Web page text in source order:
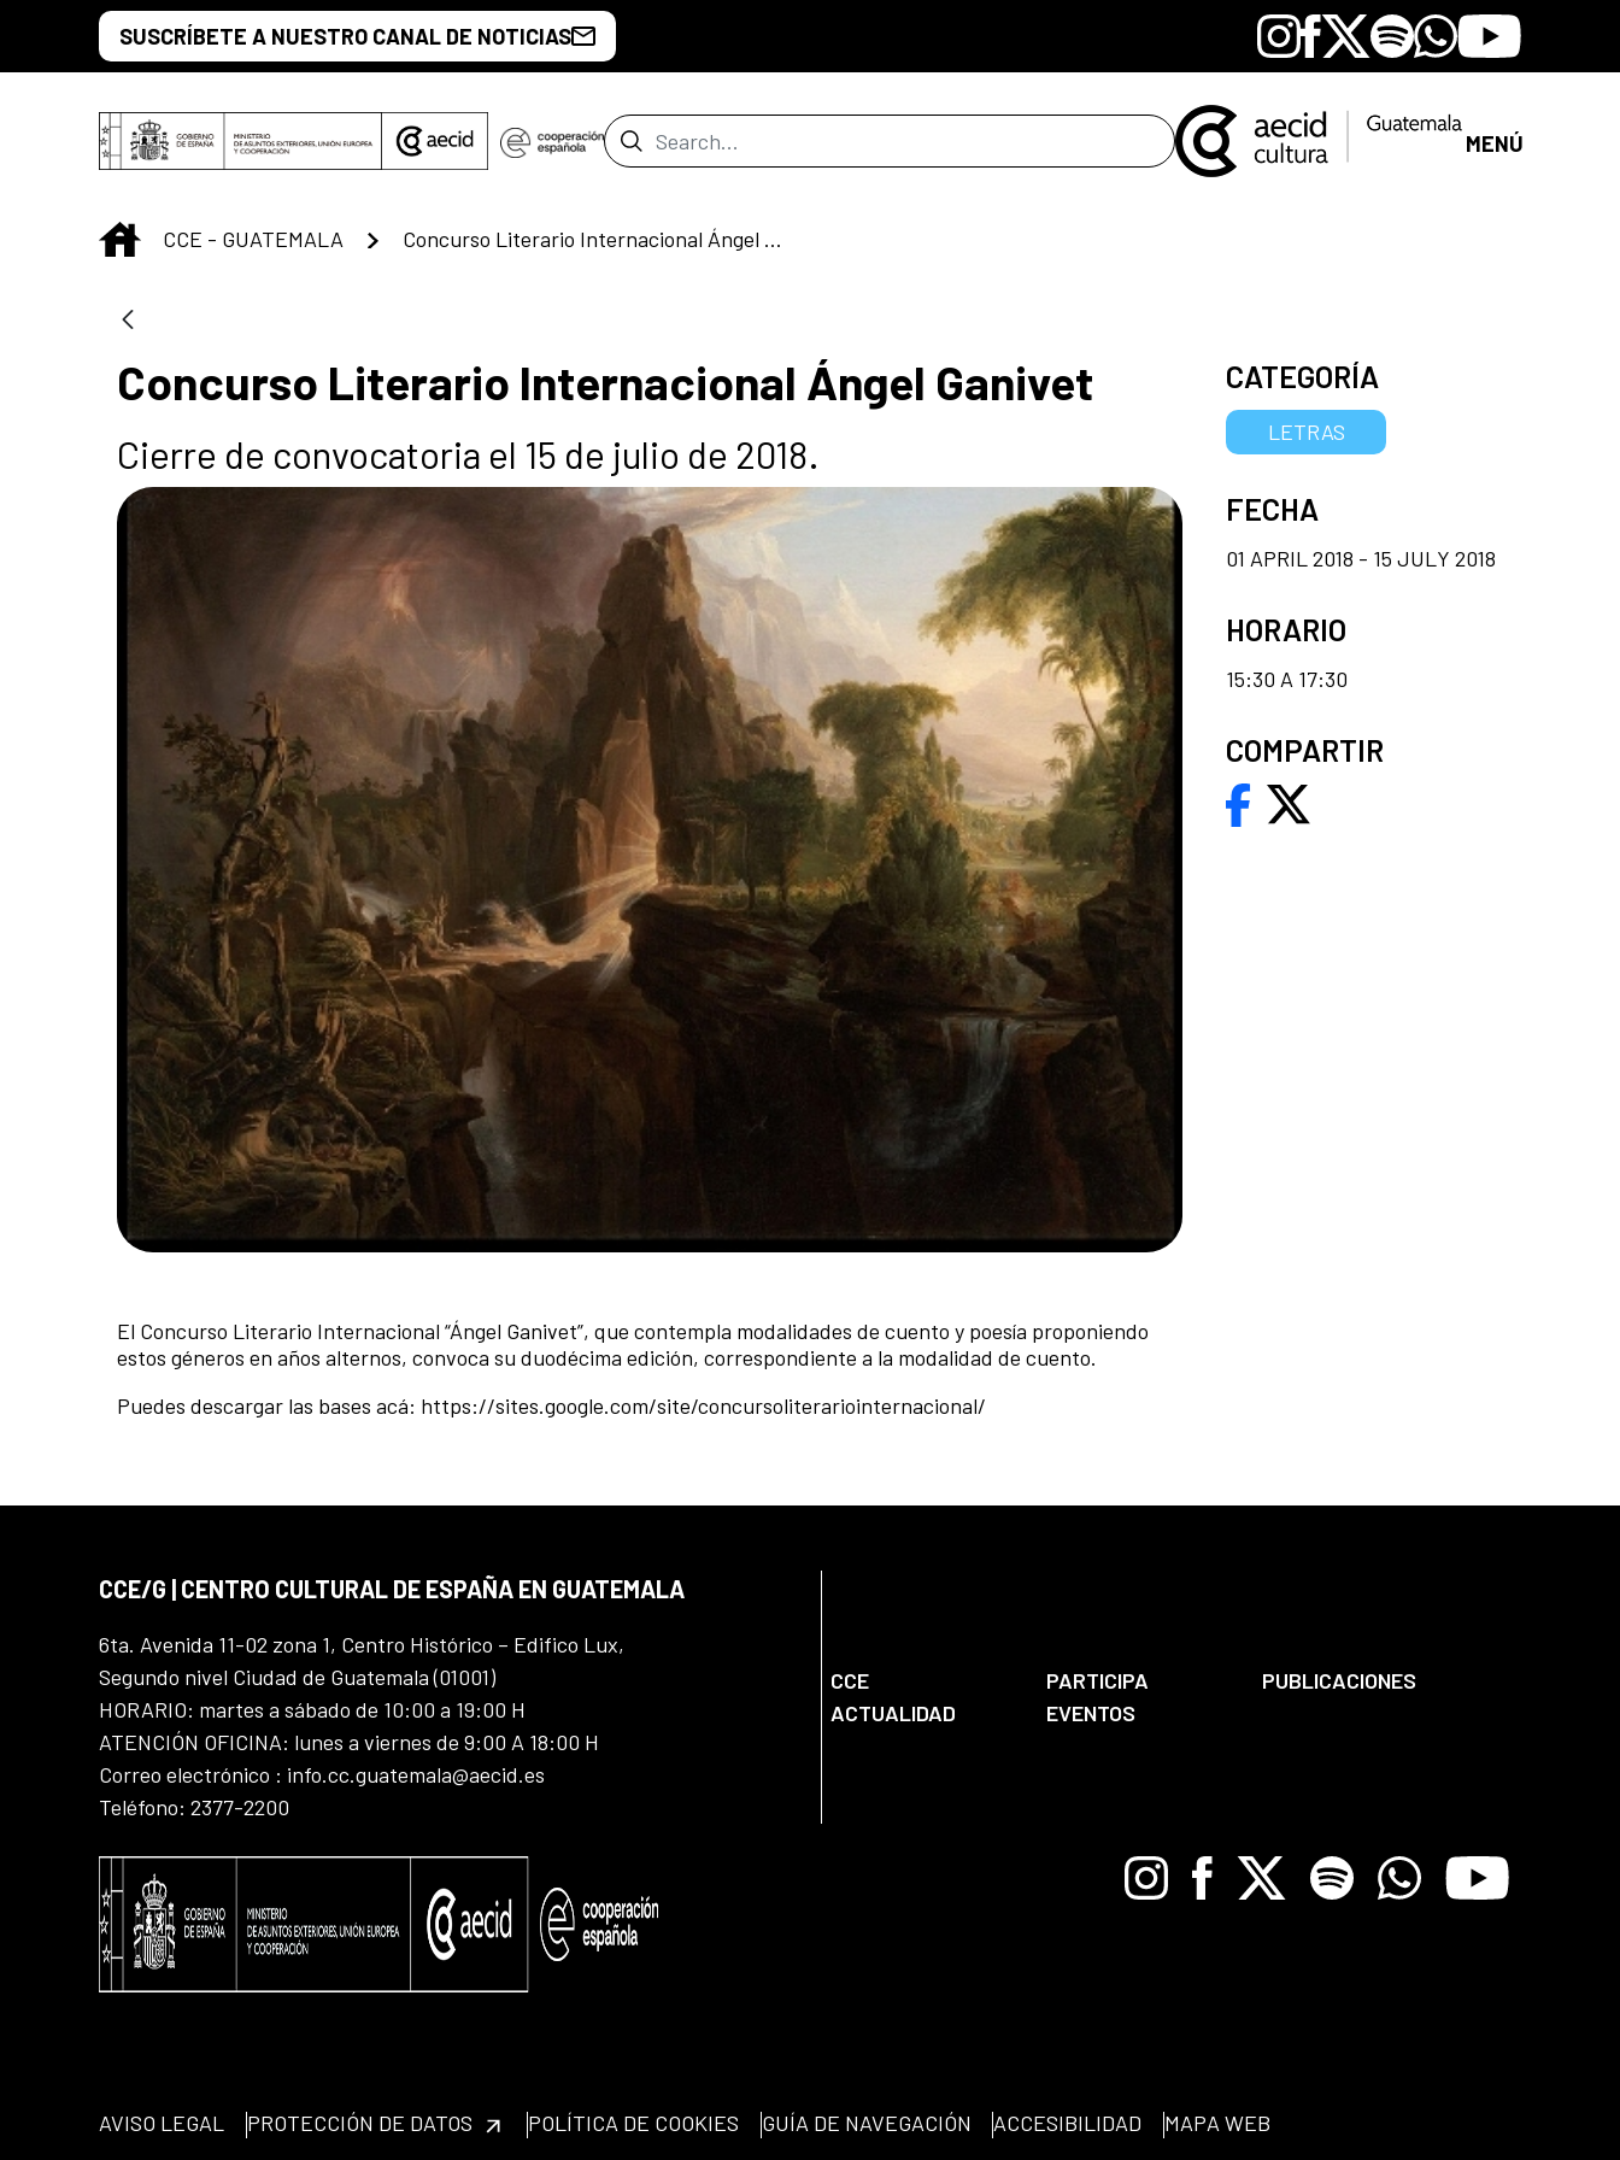
Skip to Main ContentSUSCRÍBETE A NUESTRO CANAL DE NOTICIAS Instagram
Facebook
X SpotifyWhatsapp
Youtube
Search Bar MENÚ
INICIO
CCE - GUATEMALA Concurso Literario Internacional Ángel Ganivet
Concurso Literario Internacional Ángel Ganivet
Cierre de convocatoria el 15 de julio de 2018.
El Concurso Literario Internacional “Ángel Ganivet”, que contempla modalidades de cuento y poesía proponiendo
estos géneros en años alternos, convoca su duodécima edición, correspondiente a la modalidad de cuento.
Puedes descargar las bases acá: https://sites.google.com/site/concursoliterariointernacional/
CATEGORÍA
LETRAS
FECHA
01 APRIL 2018 - 15 JULY 2018
HORARIO
15:30 A 17:30
COMPARTIR
CCE/G | CENTRO CULTURAL DE ESPAÑA EN GUATEMALA
6ta. Avenida 11-02 zona 1, Centro Histórico – Edifico Lux,
Segundo nivel Ciudad de Guatemala (01001)
HORARIO: martes a sábado de 10:00 a 19:00 H
ATENCIÓN OFICINA: lunes a viernes de 9:00 A 18:00 H
Correo electrónico : info.cc.guatemala@aecid.es
Teléfono: 2377-2200
CCE PARTICIPA
PUBLICACIONES
ACTUALIDAD
EVENTOS
InstagramFacebook
X Spotify WhatsappYoutube
AVISO LEGAL PROTECCIÓN DE DATOS POLÍTICA DE COOKIES GUÍA DE NAVEGACIÓN ACCESIBILIDAD MAPA WEB